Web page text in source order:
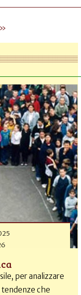
per analizzare
tendenze che